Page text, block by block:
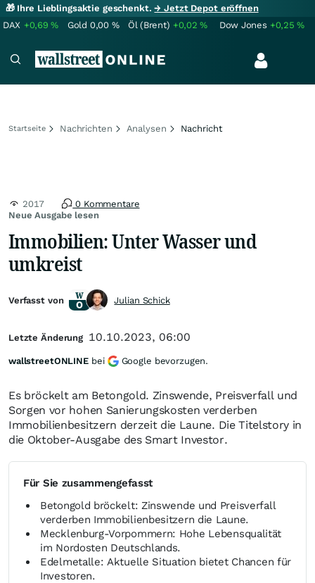
🎁 Ihre Lieblingsaktie geschenkt.→ Jetzt Depot eröffnen
DAX +0,69% Gold 0,00 % Öl (Brent) +0,02% Dow Jones +0,25%
Startseite Nachrichten Analysen Nachricht
Neue Ausgabe lesen
2017 0 Kommentare
Immobilien: Unter Wasser und
umkreist
Es bröckelt am Betongold. Zinswende, Preisverfall und
Sorgen vor hohen Sanierungskosten verderben
Immobilienbesitzern derzeit die Laune. Die Titelstory in
die Oktober-Ausgabe des Smart Investor.
Für Sie zusammengefasst
Betongold bröckelt: Zinswende und Preisverfall
verderben Immobilienbesitzern die Laune.
Mecklenburg-Vorpommern: Hohe Lebensqualität
im Nordosten Deutschlands.
Edelmetalle: Aktuelle Situation bietet Chancen für
Investoren.
Verfasst von Julian Schick
Letzte Änderung 10.10.2023, 06:00
wallstreetONLINE bei Google bevorzugen.